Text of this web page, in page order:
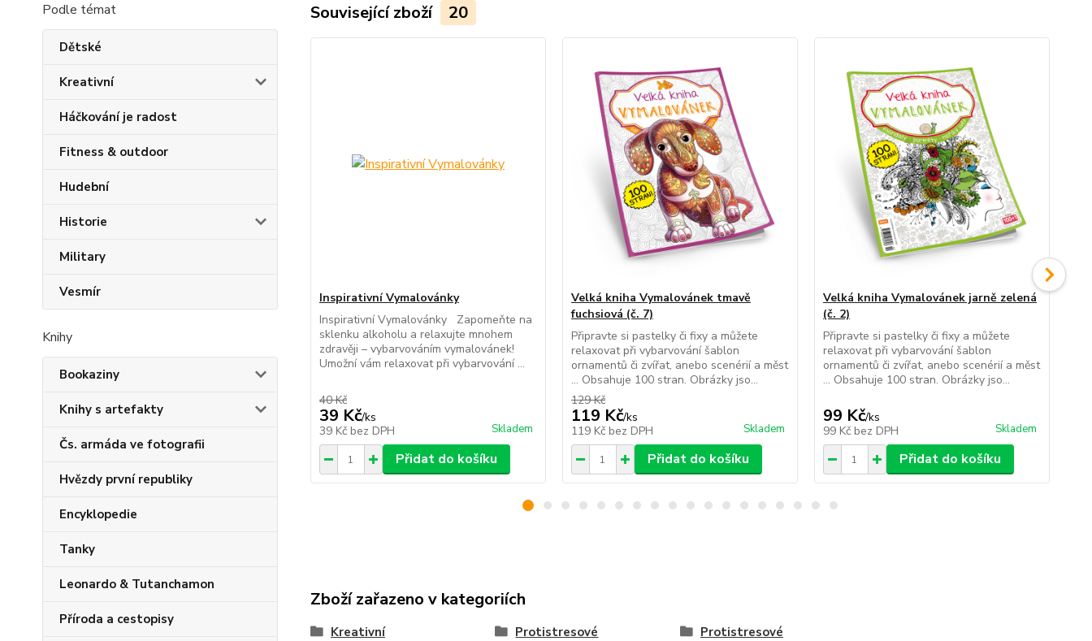
Podle témat
Dětské
Kreativní
Háčkování je radost
Fitness & outdoor
Hudební
Historie
Military
Vesmír
Knihy
Bookaziny
Knihy s artefakty
Čs. armáda ve fotografii
Hvězdy první republiky
Encyklopedie
Tanky
Leonardo & Tutanchamon
Příroda a cestopisy
Související zboží 20
Inspirativní Vymalovánky
Inspirativní Vymalovánky Zapomeňte na
sklenku alkoholu a relaxujte mnohem
zdravěji – vybarvováním vymalovánek!
Umožní vám relaxovat při vybarvování ...
40 Kč
39 Kč/ks
39 Kč bez DPH Skladem
Přidat do košíku
Velká kniha Vymalovánek tmavě
fuchsiová (č. 7)
Připravte si pastelky či fixy a můžete
relaxovat při vybarvování šablon
ornamentů či zvířat, anebo scenérií a měst
... Obsahuje 100 stran. Obrázky jso...
129 Kč
119 Kč/ks
119 Kč bez DPH Skladem
Přidat do košíku
Velká kniha Vymalovánek jarně zelená
(č. 2)
Připravte si pastelky či fixy a můžete
relaxovat při vybarvování šablon
ornamentů či zvířat, anebo scenérií a měst
... Obsahuje 100 stran. Obrázky jso...
99 Kč/ks
99 Kč bez DPH Skladem
Přidat do košíku
Zboží zařazeno v kategoriích
Kreativní
Protistresové
Protistresové